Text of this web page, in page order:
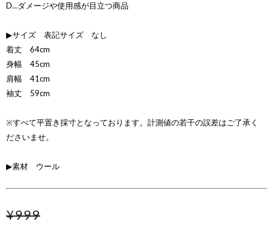
D…ダメージや使用感が目立つ商品
▶サイズ 表記サイズ なし
着丈 64cm
身幅 45cm
肩幅 41cm
袖丈 59cm
※すべて平置き採寸となっております。計測値の若干の誤差はご了承く
ださいませ。
▶素材 ウール
¥999